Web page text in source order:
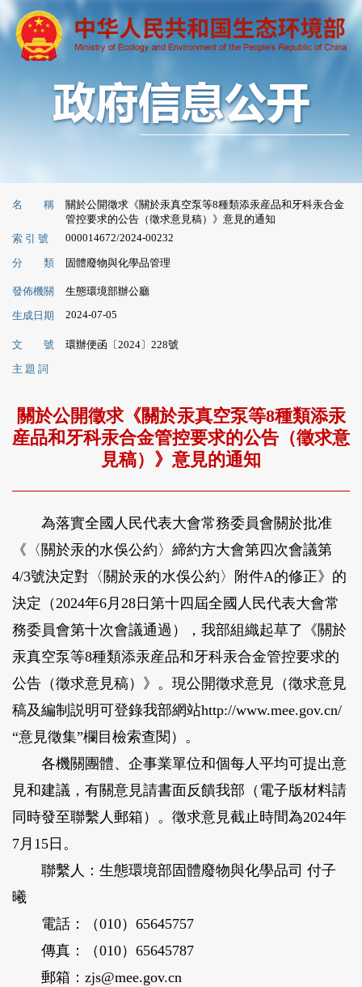
名 稱
關於公開徵求《關於汞真空泵等8種類添汞産品和牙科汞合金
管控要求的公告（徵求意見稿）》意見的通知
索 引 號
000014672/2024-00232
分 類 固體廢物與化學品管理
發佈機關
生態環境部辦公廳
生成日期
2024-07-05
文 號
環辦便函〔2024〕228號
主 題 詞
關於公開徵求《關於汞真空泵等8種類添汞
産品和牙科汞合金管控要求的公告（徵求意
見稿）》意見的通知
為落實全國人民代表大會常務委員會關於批准
《〈關於汞的水俁公約〉締約方大會第四次會議第
4/3號決定對〈關於汞的水俁公約〉附件A的修正》的
決定（2024年6月28日第十四屆全國人民代表大會常
務委員會第十次會議通過），我部組織起草了《關於
汞真空泵等8種類添汞産品和牙科汞合金管控要求的
公告（徵求意見稿）》。現公開徵求意見（徵求意見
稿及編制説明可登錄我部網站http://www.mee.gov.cn/
“意見徵集”欄目檢索查閱）。
各機關團體、企事業單位和個每人平均可提出意
見和建議，有關意見請書面反饋我部（電子版材料請
同時發至聯繫人郵箱）。徵求意見截止時間為2024年
7月15日。
聯繫人：生態環境部固體廢物與化學品司 付子
曦
電話：（010）65645757
傳真：（010）65645787
郵箱：zjs@mee.gov.cn